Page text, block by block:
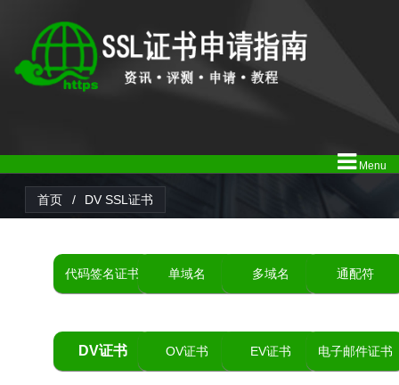
Menu
首页 / DV SSL证书
代码签名证书 单域名 多域名 通配符
DV证书 OV证书 EV证书 电子邮件证书